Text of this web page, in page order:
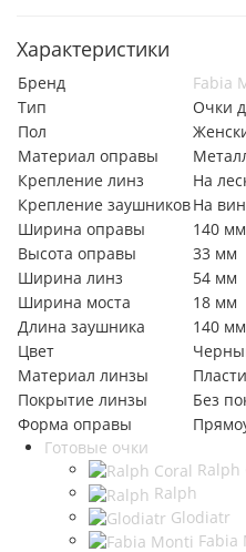
Характеристики
Бренд
Fabia
Тип
Очки
Пол
Материал оправы
Крепление линз
На
Крепление заушниковНа
Ширина оправы
140 мм
Высота оправы
33 мм
Ширина линз
54 мм
Ширина моста
18 мм
Длина заушника
140 мм
Цвет
Материал линзы
Покрытие линзы
Без
Форма оправы
Готовые очки
Ralph
Ralph
Glodiatr
Fabia